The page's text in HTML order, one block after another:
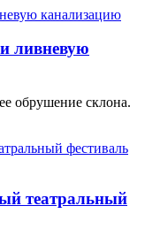
ливневую
обрушение склона.
театральный